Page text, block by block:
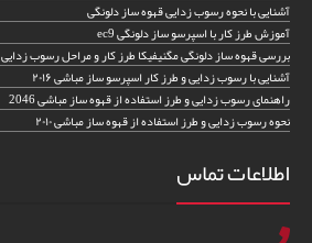
آشنایی با نحوه رسوب زدایی قهوه ساز دلونگی
آموزش طرز کار با اسپرسو ساز دلونگی ec9
بررسی قهوه ساز دلونگی مگنیفیکا طرز کار و مراحل رسوب زدایی
آشنایی با رسوب زدایی و طرز کار اسپرسو ساز مباشی ۲۰۱۶
راهنمای رسوب زدایی و طرز استفاده از قهوه ساز مباشی 2046
نحوه رسوب زدایی و طرز استفاده از قهوه ساز مباشی ۲۰۱۰
اطلاعات تماس